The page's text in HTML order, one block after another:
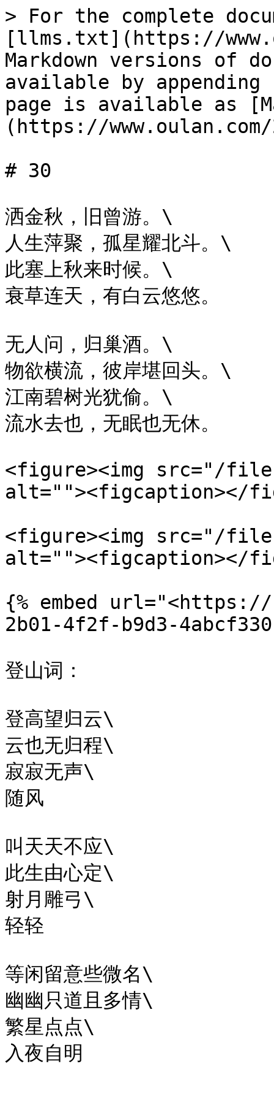
> For the complete
[llms.txt](https://
Markdown versions of
available by
page is available as
(https://
# 30
洒金秋，​旧曾游。\
人生萍聚，孤星耀北斗。\
此塞上秋来时候。\
衰草连天，有​白云悠悠。
无人问，归巢酒​。\
物欲横流，彼岸堪回头​。\
江南碧树光犹偷​。\
流水去也，​无眠也无休。
<figure><img src="/files/
alt=""><figcaption></
<figure><img src="/
alt=""><figcaption></
{% embed url="<https://
2b01-4f2f-b9d3-
登山词：
登高望归云\
云也无归程\
寂寂无声\
随风
叫天天不应\
此生由心定\
射月雕弓\
轻轻
等闲留意些微名\
幽幽只道且多情\
繁星点点\